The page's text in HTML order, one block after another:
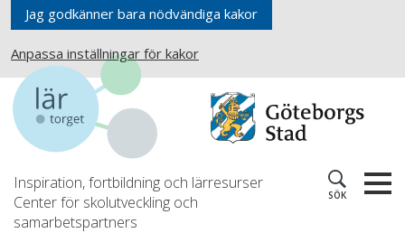
Jag godkänner bara nödvändiga kakor
Anpassa inställningar för kakor
Inspiration, fortbildning och lärresurser
Center för skolutveckling och
samarbetspartners
SÖK